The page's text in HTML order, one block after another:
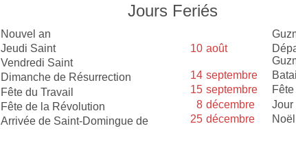
Jours Feriés
Nouvel an
Jeudi Saint
Vendredi Saint
Dimanche de Résurrection
Fête du Travail
Fête de la Révolution
Arrivée de Saint-Domingue de
10 août
14 septembre
15 septembre
8 décembre
Jour
25 décembre Noël